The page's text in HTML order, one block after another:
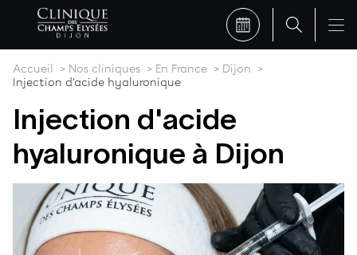
Accueil Nos cliniques En France
Dijon
Injection d'acide hyaluronique
Injection d'acide
hyaluronique à Dijon